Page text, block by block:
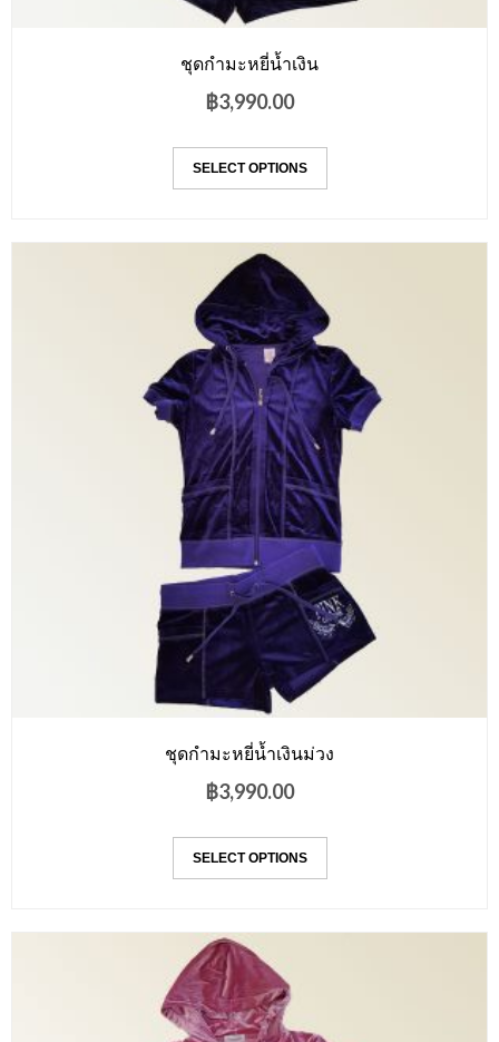
ชุดกำมะหยี่น้ำเงิน
฿3,990.00
SELECT OPTIONS
ชุดกำมะหยี่น้ำเงินม่วง
฿3,990.00
SELECT OPTIONS